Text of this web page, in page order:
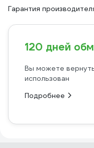
Гарантия
120 дней
Вы можете
использован
Подробнее